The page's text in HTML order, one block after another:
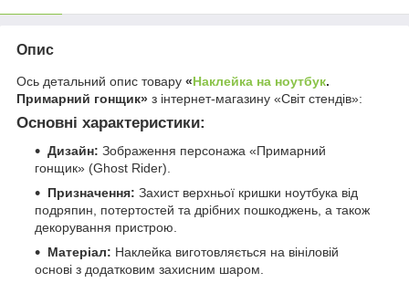
Опис
Ось детальний опис товару «Наклейка на ноутбук.
Примарний гонщик» з інтернет-магазину «Світ стендів»:
Основні характеристики:
Дизайн: Зображення персонажа «Примарний
гонщик» (Ghost Rider).
Призначення: Захист верхньої кришки ноутбука від
подряпин, потертостей та дрібних пошкоджень, а також
декорування пристрою.
Матеріал: Наклейка виготовляється на вініловій
основі з додатковим захисним шаром.